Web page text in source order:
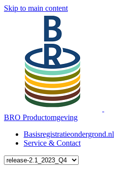
Skip to main content
BRO Productomgeving
Basisregistratieondergrond.nl
Service & Contact